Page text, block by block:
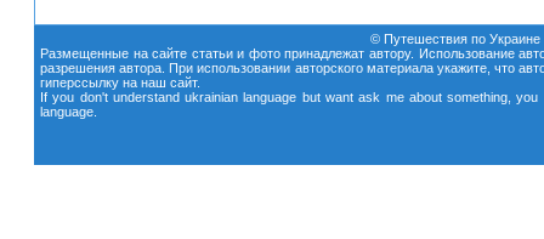
© Путешествия по Украине
Размещенные на сайте статьи и фото принадлежат автору. Использование
разрешения автора. При использовании авторского материала укажите, что
гиперссылку на наш сайт.
If you don't understand ukrainian language but want ask me about something,
language.